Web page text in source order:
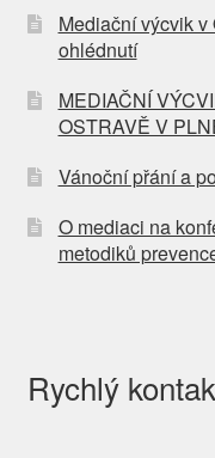
Mediační výcvik v
ohlédnutí
MEDIAČNÍ
OSTRAVĚ V
Vánoční přání a
O mediaci na
metodiků
Rychlý